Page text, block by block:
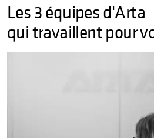
Les 3 équipes d'Arta
qui travaillent pour